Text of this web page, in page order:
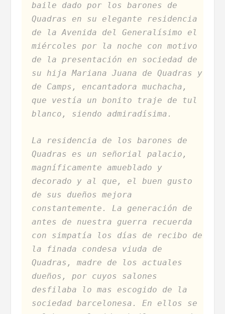
baile dado por los barones de
Quadras en su elegante residencia
de la Avenida del Generalísimo el
miércoles por la noche con motivo
de la presentación en sociedad de
su hija Mariana Juana de Quadras y
de Camps, encantadora muchacha,
que vestía un bonito traje de tul
blanco, siendo admiradísima.
La residencia de los barones de
Quadras es un señorial palacio,
magníficamente amueblado y
decorado y al que, el buen gusto
de sus dueños mejora
constantemente. La generación de
antes de nuestra guerra recuerda
con simpatía los días de recibo de
la finada condesa viuda de
Quadras, madre de los actuales
dueños, por cuyos salones
desfilaba lo mas escogido de la
sociedad barcelonesa. En ellos se